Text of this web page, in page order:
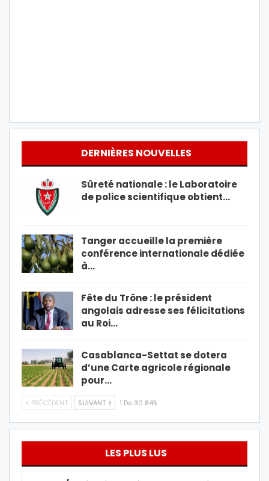
DERNIÈRES NOUVELLES
Sûreté nationale : le Laboratoire
de police scientifique obtient…
Tanger accueille la première
conférence internationale dédiée
à…
Fête du Trône : le président
angolais adresse ses félicitations
au Roi…
Casablanca-Settat se dotera
d’une Carte agricole régionale
pour…
PRÉCÉDENT SUIVANT 1 De 30 845
LES PLUS LUS